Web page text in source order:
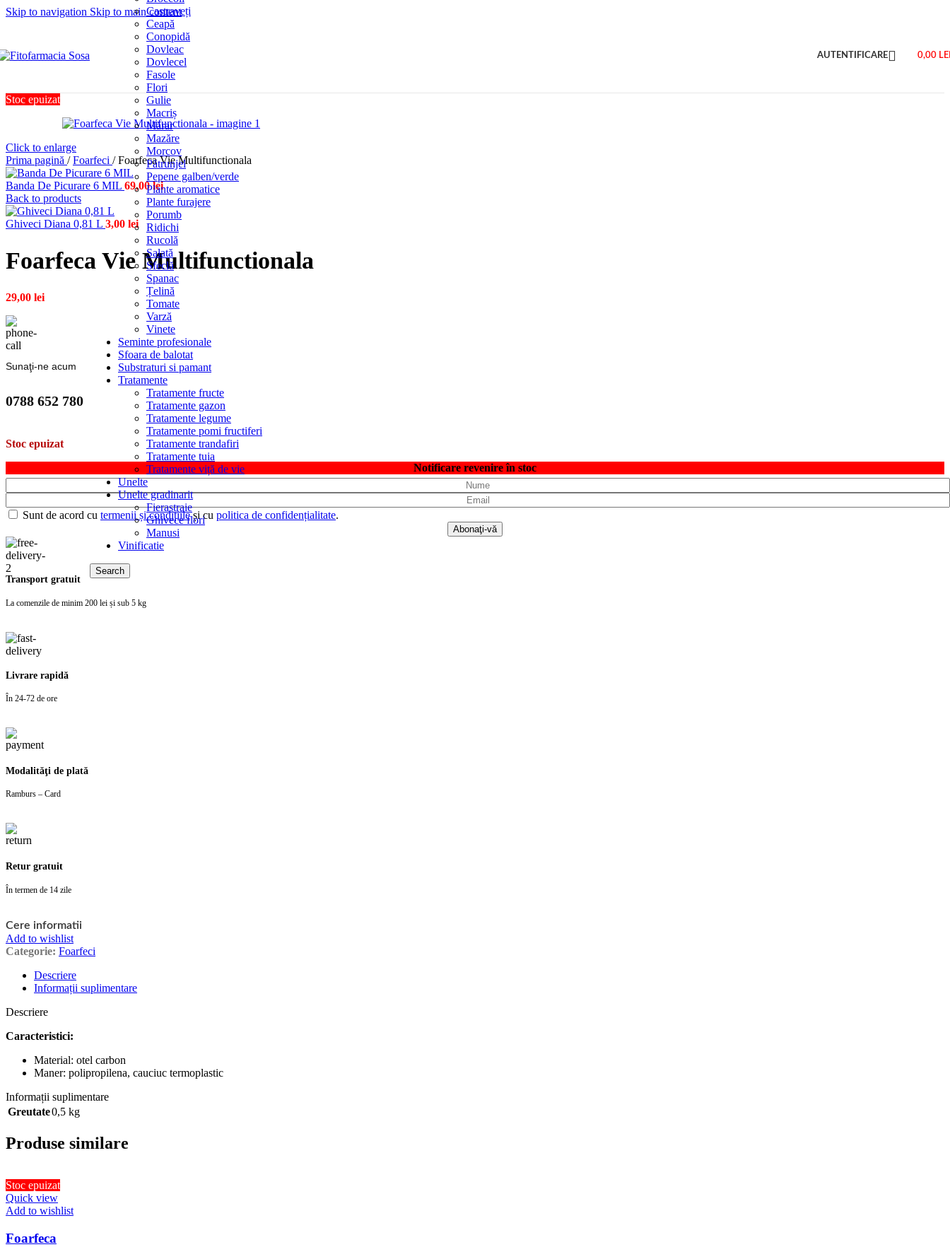
Skip to navigation Skip to main content
Castraveți
Ceapă
Conopidă
Dovleac
Dovlecel
Fasole
Flori
Gulie
Macriș
Mărar
Mazăre
Morcov
Pătrunjel
Pepene galben/verde
Plante aromatice
Plante furajere
Porumb
Ridichi
Rucolă
Salată
Sfeclă
Spanac
Țelină
Tomate
Varză
Vinete
Seminte profesionale
Sfoara de balotat
Substraturi si pamant
Tratamente
Tratamente fructe
Tratamente gazon
Tratamente legume
Tratamente pomi fructiferi
Tratamente trandafiri
Tratamente tuia
Tratamente viță de vie
Unelte
Unelte gradinarit
Fierastraie
Ghivece flori
Manusi
Vinificatie
Search
AUTENTIFICARE 0,00
Stoc epuizat
Click to enlarge
Prima pagină / Foarfeci / Foarfeca Vie Multifunctionala
Banda De Picurare 6 MIL 69,00lei
Back to products
Ghiveci Diana 0,81 L 3,00 lei
Foarfeca Vie Multifunctionala
29,00 lei
Sunaţi-ne acum
0788 652 780
Stoc epuizat
Notificare revenire în stoc
Sunt de acord cu termenii și condițiileși cu politica de confidențialitate.
Transport gratuit
La comenzile de minim 200 lei și sub 5 kg
Livrare rapidă
În 24-72 de ore
Modalităţi de plată
Ramburs – Card
Retur gratuit
În termen de 14 zile
Cere informatii
Add to wishlist
Categorie: Foarfeci
Descriere
Informații suplimentare
Descriere
Caracteristici:
Material: otel carbon
Maner: polipropilena, cauciuc termoplastic
Informații suplimentare
Greutate0,5 kg
Produse similare
Stoc epuizat
Quick view
Add to wishlist
Foarfeca